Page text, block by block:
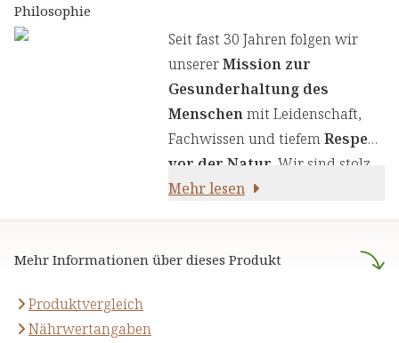
Wir legen großen Wert auf
einen genauen Auswahlprozess
unserer Inhaltsstoffe, um Ihnen
sorgfältig zusammengestellte
Produkte zu liefern. Wir nutzen
die Kraft von Kräutern,
Pflanzenstoffen und anderen
Wohlbefinden.
Mehr Informationen über dieses Produkt
Produktvergleich
Nährwertangaben
Philosophie
Seit fast 30 Jahren folgen wir
unsererMission zur
Gesunderhaltung des
Menschenmit Leidenschaft,
Fachwissen und tiefemRespekt
vor der Natur . Wir sind stolz
darauf,naturreine Produkte
stützen.
Mehr lesen